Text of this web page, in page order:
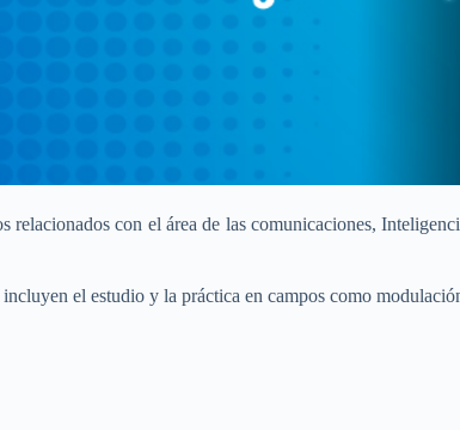
relacionados con el área de las comunicaciones,
el estudio y la práctica en campos como